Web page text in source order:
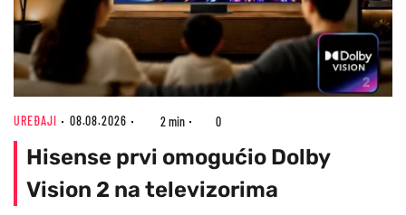
UREĐAJI 08.08.2026 2 min 0
Hisense prvi omogućio Dolby
Vision 2 na televizorima